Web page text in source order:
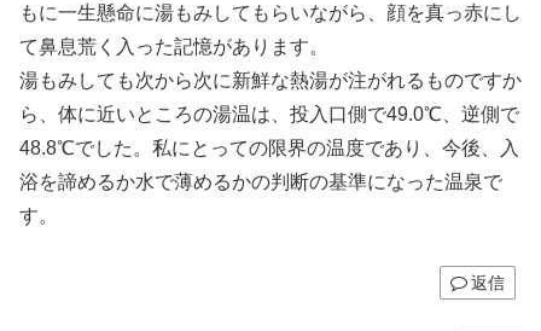
もに一生懸命に湯もみしてもらいながら、顔を真っ赤にし
て鼻息荒く入った記憶があります。
湯もみしても次から次に新鮮な熱湯が注がれるものですか
ら、体に近いところの湯温は、投入口側で49.0℃、逆側で
48.8℃でした。私にとっての限界の温度であり、今後、入
浴を諦めるか水で薄めるかの判断の基準になった温泉で
す。
返信